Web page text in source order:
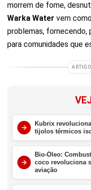
morrem de fome,
Warka Water vem
problemas, fornecendo,
para comunidades que
Kubrix
tijolos térmicos
Bio-Óleo:
coco revoluciona
aviação